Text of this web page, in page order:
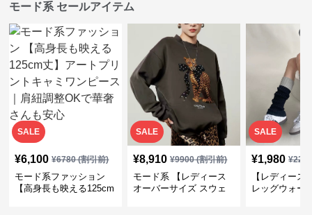
モード系 セールアイテム
SALE
¥6,100 ¥6780(割引前)
モード系ファッション
【高身長も映える125cm
SALE
¥8,910 ¥9900(割引前)
モード系 【レディース
オーバーサイズ スウェ
SALE
¥1,980 ¥
【レディース
レッグウォー